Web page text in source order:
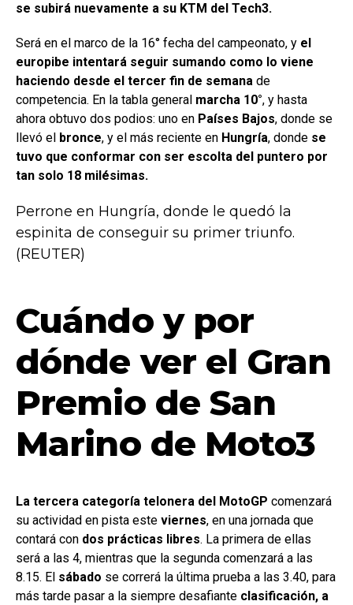
se subirá nuevamente a su KTM del Tech3.
Será en el marco de la 16° fecha del campeonato, y el
europibe intentará seguir sumando como lo viene
haciendo desde el tercer fin de semana de
competencia. En la tabla general marcha 10°, y hasta
ahora obtuvo dos podios: uno en Países Bajos, donde se
llevó el bronce, y el más reciente en Hungría, donde se
tuvo que conformar con ser escolta del puntero por
tan solo 18 milésimas.
Perrone en Hungría, donde le quedó la
espinita de conseguir su primer triunfo.
(REUTER)
Cuándo y por
dónde ver el Gran
Premio de San
Marino de Moto3
La tercera categoría telonera del MotoGP comenzará
su actividad en pista este viernes, en una jornada que
contará con dos prácticas libres. La primera de ellas
será a las 4, mientras que la segunda comenzará a las
8.15. El sábado se correrá la última prueba a las 3.40, para
más tarde pasar a la siempre desafiante clasificación, a